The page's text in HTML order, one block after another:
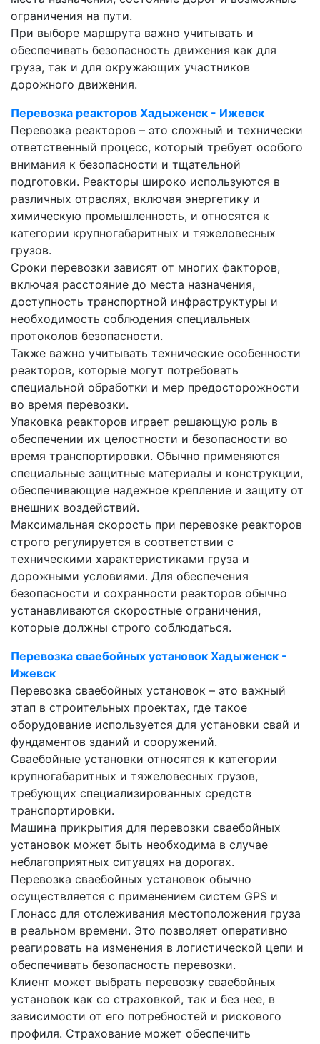
ограничения на пути.
При выборе маршрута важно учитывать и
обеспечивать безопасность движения как для
груза, так и для окружающих участников
дорожного движения.
Перевозка реакторов Хадыженск - Ижевск
Перевозка реакторов – это сложный и технически
ответственный процесс, который требует особого
внимания к безопасности и тщательной
подготовки. Реакторы широко используются в
различных отраслях, включая энергетику и
химическую промышленность, и относятся к
категории крупногабаритных и тяжеловесных
грузов.
Сроки перевозки зависят от многих факторов,
включая расстояние до места назначения,
доступность транспортной инфраструктуры и
необходимость соблюдения специальных
протоколов безопасности.
Также важно учитывать технические особенности
реакторов, которые могут потребовать
специальной обработки и мер предосторожности
во время перевозки.
Упаковка реакторов играет решающую роль в
обеспечении их целостности и безопасности во
время транспортировки. Обычно применяются
специальные защитные материалы и конструкции,
обеспечивающие надежное крепление и защиту от
внешних воздействий.
Максимальная скорость при перевозке реакторов
строго регулируется в соответствии с
техническими характеристиками груза и
дорожными условиями. Для обеспечения
безопасности и сохранности реакторов обычно
устанавливаются скоростные ограничения,
которые должны строго соблюдаться.
Перевозка сваебойных установок Хадыженск -
Ижевск
Перевозка сваебойных установок – это важный
этап в строительных проектах, где такое
оборудование используется для установки свай и
фундаментов зданий и сооружений.
Сваебойные установки относятся к категории
крупногабаритных и тяжеловесных грузов,
требующих специализированных средств
транспортировки.
Машина прикрытия для перевозки сваебойных
установок может быть необходима в случае
неблагоприятных ситуацях на дорогах.
Перевозка сваебойных установок обычно
осуществляется с применением систем GPS и
Глонасс для отслеживания местоположения груза
в реальном времени. Это позволяет оперативно
реагировать на изменения в логистической цепи и
обеспечивать безопасность перевозки.
Клиент может выбрать перевозку сваебойных
установок как со страховкой, так и без нее, в
зависимости от его потребностей и рискового
профиля. Страхование может обеспечить